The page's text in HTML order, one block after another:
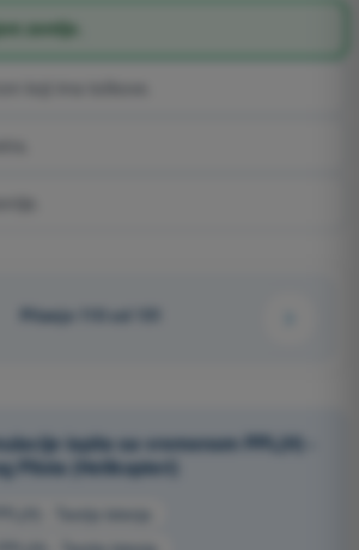
zemlje.
Pitanje 110 od 151
ispita sa vremenom PPL(H) -
Pilota (Helikopteri)
- Teorija letenja